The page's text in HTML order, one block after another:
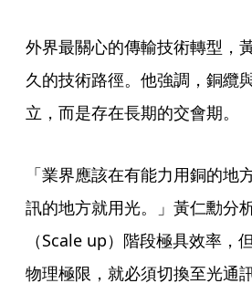
外界最關心的傳輸技術轉型，
久的技術路徑。他強調，銅纜
立，而是存在長期的交會期。
「業界應該在有能力用銅的地
訊的地方就用光。」黃仁勳分
（Scale up）階段極具效率，
物理極限，就必須切換至光通